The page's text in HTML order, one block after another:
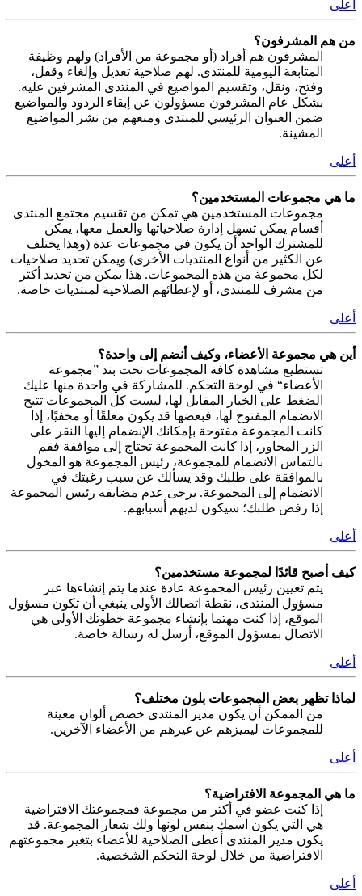
أعلى
من هم المشرفون؟
المشرفون هم أفراد (أو مجموعة من الأفراد) ولهم وظيفة
المتابعة اليومية للمنتدى. لهم صلاحية تعديل وإلغاء وقفل،
وفتح، ونقل، وتقسيم المواضيع في المنتدى المشرفين عليه.
بشكل عام المشرفون مسؤولون عن إبقاء الردود والمواضيع
ضمن العنوان الرئيسي للمنتدى ومنعهم من نشر المواضيع
المشينة.
أعلى
ما هي مجموعات المستخدمين؟
مجموعات المستخدمين هي تمكن من تقسيم مجتمع المنتدى
أقسام يمكن تسهل إدارة صلاحياتها والعمل معها، يمكن
للمشترك الواحد أن يكون في مجموعات عدة (وهذا يختلف
عن الكثير من أنواع المنتديات الأخرى) ويمكن تحديد صلاحيات
لكل مجموعة من هذه المجموعات. هذا يمكن من تحديد أكثر
من مشرف للمنتدى، أو لإعطائهم الصلاحية لمنتديات خاصة.
أعلى
أين هي مجموعة الأعضاء، وكيف أنضم إلى واحدة؟
تستطيع مشاهدة كافة المجموعات تحت بند ”مجموعة
الأعضاء“ في لوحة التحكم. للمشاركة في واحدة منها عليك
الضغط على الخيار المقابل لها، ليست كل المجموعات تتيح
الانضمام المفتوح لها، فبعضها قد يكون مغلقًا أو مخفيًا، إذا
كانت المجموعة مفتوحة بإمكانك الإنضمام إليها النقر على
الزر المجاور، إذا كانت المجموعة تحتاج إلى موافقة فقم
بالتماس الانضمام للمجموعة، رئيس المجموعة هو المخول
بالموافقة على طلبك وقد يسألك عن سبب رغبتك في
الانضمام إلى المجموعة. يرجى عدم مضايقه رئيس المجموعة
إذا رفض طلبك؛ سيكون لديهم أسبابهم.
أعلى
كيف أصبح قائدًا لمجموعة مستخدمين؟
يتم تعيين رئيس المجموعة عادة عندما يتم إنشاءها عبر
مسؤول المنتدى، نقطة اتصالك الأولى ينبغي أن تكون مسؤول
الموقع، إذا كنت مهتما بإنشاء مجموعة خطوتك الأولى هي
الاتصال بمسؤول الموقع، أرسل له رسالة خاصة.
أعلى
لماذا تظهر بعض المجموعات بلون مختلف؟
من الممكن أن يكون مدير المنتدى خصص ألوان معينة
للمجموعات ليميزهم عن غيرهم من الأعضاء الآخرين.
أعلى
ما هي المجموعة الافتراضية؟
إذا كنت عضو في أكثر من مجموعة فمجموعتك الافتراضية
هي التي يكون اسمك بنفس لونها ولك شعار المجموعة. قد
يكون مدير المنتدى أعطى الصلاحية للأعضاء بتغير مجموعتهم
الافتراضية من خلال لوحة التحكم الشخصية.
أعلى